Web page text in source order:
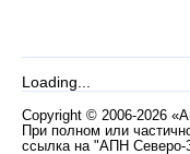
Loading...
Copyright © 2006-2026
При полном или
ссылка на "АПН Северо-